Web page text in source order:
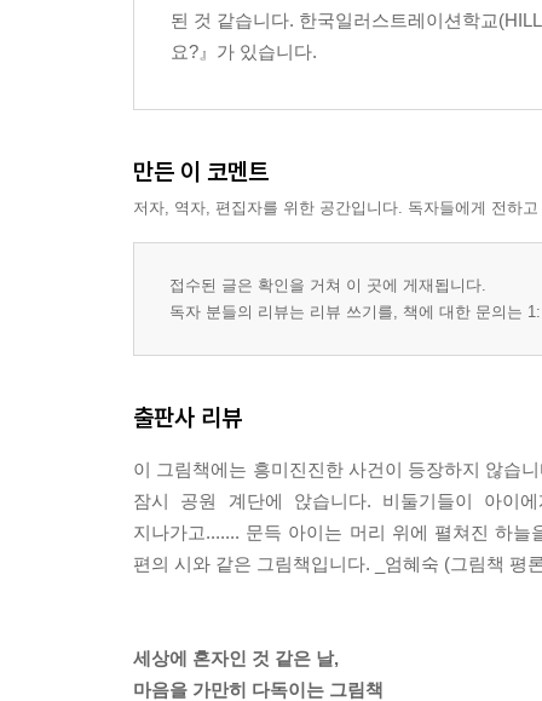
된 것 같습니다. 한국일러스트레이션학교
요?』가 있습니다.
만든 이 코멘트
저자, 역자, 편집자를 위한 공간입니다. 독자들에게 전하
접수된 글은 확인을 거쳐 이 곳에 게재됩니다.
독자 분들의 리뷰는 리뷰 쓰기를, 책에 대한 문의는
출판사 리뷰
이 그림책에는 흥미진진한 사건이 등장하지 않습
잠시 공원 계단에 앉습니다. 비둘기들이 아이
지나가고....... 문득 아이는 머리 위에 펼쳐진 하
편의 시와 같은 그림책입니다. _엄혜숙 (그림책 평
세상에 혼자인 것 같은 날,
마음을 가만히 다독이는 그림책